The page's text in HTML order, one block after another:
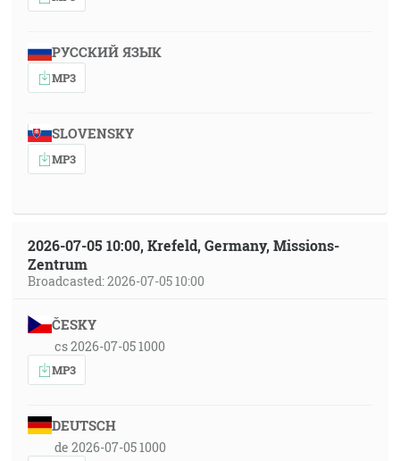
РУССКИЙ ЯЗЫК
MP3
SLOVENSKY
MP3
2026-07-05 10:00, Krefeld, Germany, Missions-
Zentrum
Broadcasted: 2026-07-05 10:00
ČESKY
cs 2026-07-05 1000
MP3
DEUTSCH
de 2026-07-05 1000